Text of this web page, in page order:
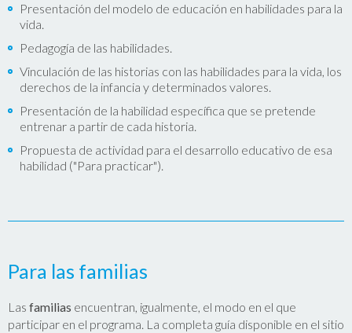
Presentación del modelo de educación en habilidades para la
vida.
Pedagogía de las habilidades.
Vinculación de las historias con las habilidades para la vida, los
derechos de la infancia y determinados valores.
Presentación de la habilidad específica que se pretende
entrenar a partir de cada historia.
Propuesta de actividad para el desarrollo educativo de esa
habilidad ("Para practicar").
Para las familias
Las familias encuentran, igualmente, el modo en el que
participar en el programa. La completa guía disponible en el sitio